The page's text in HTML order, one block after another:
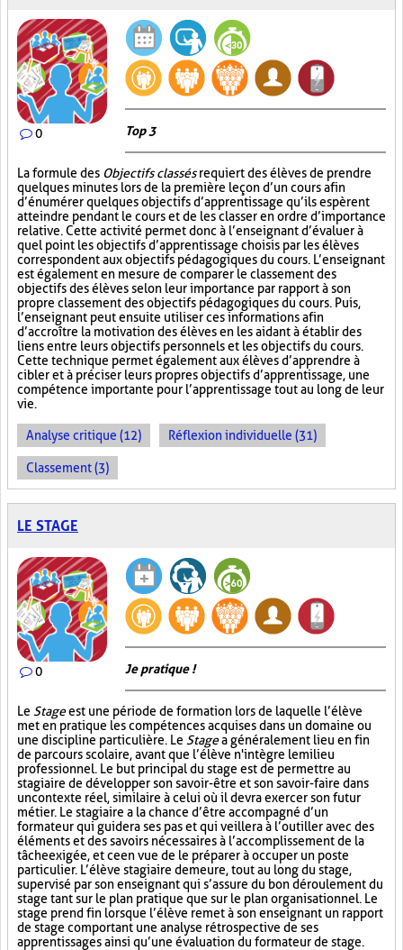
0 Top 3
La formule des Objectifs classésrequiert des élèves de prendre
quelques minutes lors de la première leçon d’un cours afin
d’énumérer quelques objectifs d’apprentissage qu’ils espèrent
atteindre pendant le cours et de les classer en ordre d’importance
relative. Cette activité permet donc à l’enseignant d’évaluer à
quel point les objectifs d’apprentissage choisis par les élèves
correspondent aux objectifs pédagogiques du cours. L’enseignant
est également en mesure de comparer le classement des
objectifs des élèves selon leur importance par rapport à son
propre classement des objectifs pédagogiques du cours. Puis,
l’enseignant peut ensuite utiliser ces informations afin
d’accroître la motivation des élèves en les aidant à établir des
liens entre leurs objectifs personnels et les objectifs du cours.
Cette technique permet également aux élèves d’apprendre à
cibler et à préciser leurs propres objectifs d’apprentissage, une
compétence importante pour l’apprentissage tout au long de leur
vie.
Analyse critique (12) Réflexion individuelle (31)
Classement (3)
LE STAGE
0 Je pratique !
Le Stageest une période de formation lors de laquelle l’élève
met en pratique les compétences acquises dans un domaine ou
une discipline particulière. Le Stagea généralement lieu en fin
de parcours scolaire, avant que l’élève n'intègre le milieu
professionnel. Le but principal du stage est de permettre au
stagiaire de développer son savoir-être et son savoir-faire dans
un contexte réel, similaire à celui où il devra exercer son futur
métier. Le stagiaire a la chance d’être accompagné d’un
formateur qui guidera ses pas et qui veillera à l’outiller avec des
éléments et des savoirs nécessaires à l’accomplissement de la
tâche exigée, et ce en vue de le préparer à occuper un poste
particulier. L’élève stagiaire demeure, tout au long du stage,
supervisé par son enseignant qui s’assure du bon déroulement du
stage tant sur le plan pratique que sur le plan organisationnel. Le
stage prend fin lorsque l’élève remet à son enseignant un rapport
de stage comportant une analyse rétrospective de ses
apprentissages ainsi qu’une évaluation du formateur de stage.